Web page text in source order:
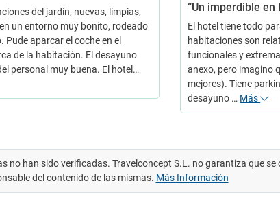
del jardín, nuevas, limpias,
un entorno muy bonito, rodeado
aparcar el coche en el
de la habitación. El desayuno
personal muy buena. El hotel…
“Un imperdible en
El hotel tiene todo
habitaciones son
funcionales y
anexo, pero imagino
mejores). Tiene
desayuno … Más
no han sido verificadas. Travelconcept S.L. no garantiza que se
del contenido de las mismas. Más Información